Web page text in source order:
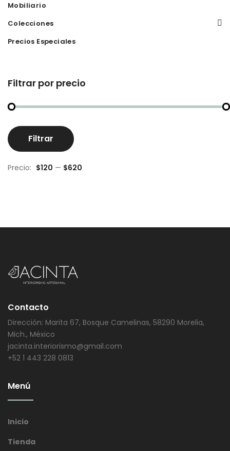
Mobiliario
Colecciones
Precios Especiales
Filtrar por precio
Filtrar
Precio: $120 — $620
Contacto
Dirección: Marita 67, Bosque Camelinas, 58290 Morelia,
Mich., México
jacinta.interiorismo@gmail.com
+52 1 443 228 0813
Menú
Inicio
Tienda